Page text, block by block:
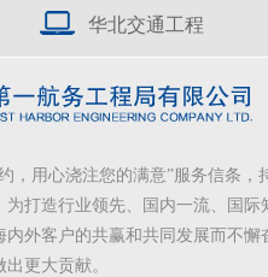
华北交通工程
，用心浇注您的满意”服务信条，
为打造行业领先、国内一流、国际
内外客户的共赢和共同发展而不懈
更大贡献。